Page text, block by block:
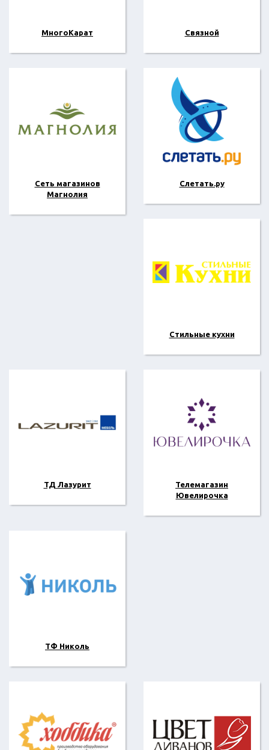
МногоКарат Связной
Сеть магазинов
Магнолия
Слетать.ру
Стильные кухни
ТД Лазурит
Телемагазин
Ювелирочка
ТФ Николь